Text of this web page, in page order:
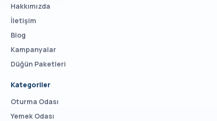
Hakkımızda
İletişim
Blog
Kampanyalar
Düğün Paketleri
Kategoriler
Oturma Odası
Yemek Odası